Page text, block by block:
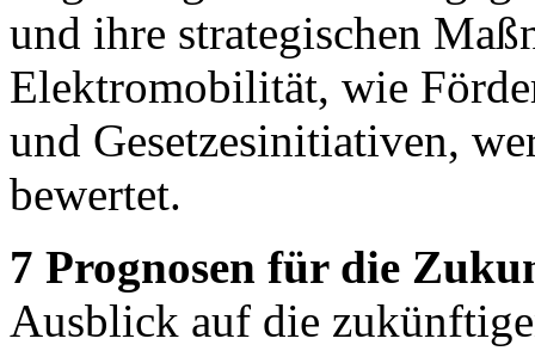
und ihre strategischen
Elektromobilität, wie
und Gesetzesinitiativen,
bewertet.
7 Prognosen für die
Ausblick auf die